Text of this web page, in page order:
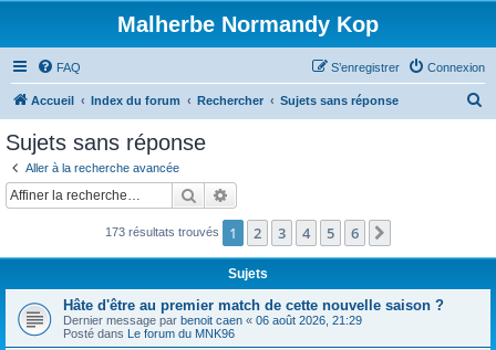
Malherbe Normandy Kop
FAQ Connexion
S’enregistrer
Accueil Index du forum Rechercher Sujets sans réponse
c
Sujets sans réponse
Aller à la recherche avancée
Rechercher
173 résultats trouvés 1 2 3 4 5 6
Sujets
Hâte d'être au premier match de cette nouvelle saison ?
Dernier message par benoit caen « 06 août 2026, 21:29
Posté dans Le forum du MNK96